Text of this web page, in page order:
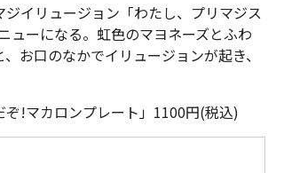
イリュージョン「わたし、プリマジス
ューになる。虹色のマヨネーズとふわ
お口のなかでイリュージョンが起き、
ぞ!マカロンプレート」1100円(税込)